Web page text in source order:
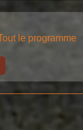
le programme